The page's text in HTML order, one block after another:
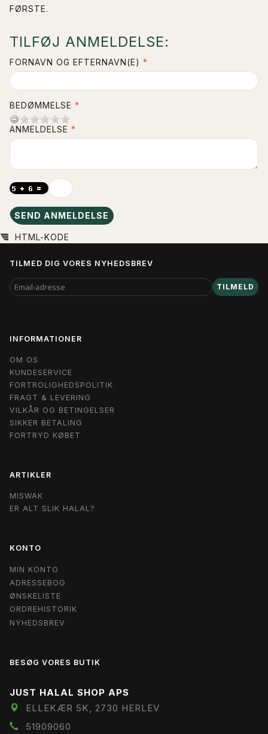
FØRSTE.
TILFØJ ANMELDELSE:
FORNAVN OG EFTERNAVN(E)
BEDØMMELSE
ANMELDELSE
SEND ANMELDELSE
HTML-KODE
TILMED DIG VORES NYHEDSBREV
EMAIL-
ADRESSE
TILMELD
INFORMATIONER
OM OS
KUNDESERVICE
FORTROLIGHEDSPOLITIK
FRAGT & LEVERING
VILKÅR OG BETINGELSER
SIKKER BETALING
FORTRYD KØBET
ARTIKLER
MISWAK
ER ALT SLIK HALAL?
KONTO
MIN KONTO
ADRESSEBOG
ØNSKELISTE
ORDREHISTORIK
NYHEDSBREV
BESØG VORES BUTIK
JUST HALAL SHOP APS
ELLEKÆR 5K, 2730 HERLEV
51909060